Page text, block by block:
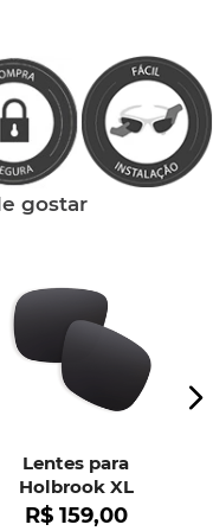
gostar
Lentes para
Holbrook XL
R$ 159,00